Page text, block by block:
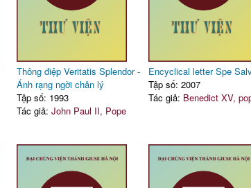
Thông điệp Veritatis Splendor -
Ánh rạng ngời chân lý
Tập số: 1993
Tác giả: John Paul II, Pope
Encyclical letter Spe
Tập số: 2007
Tác giả: Benedict XV,